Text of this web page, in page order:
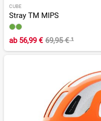
CUBE
Stray TM MIPS
ab56,99 € 69,95 €¹